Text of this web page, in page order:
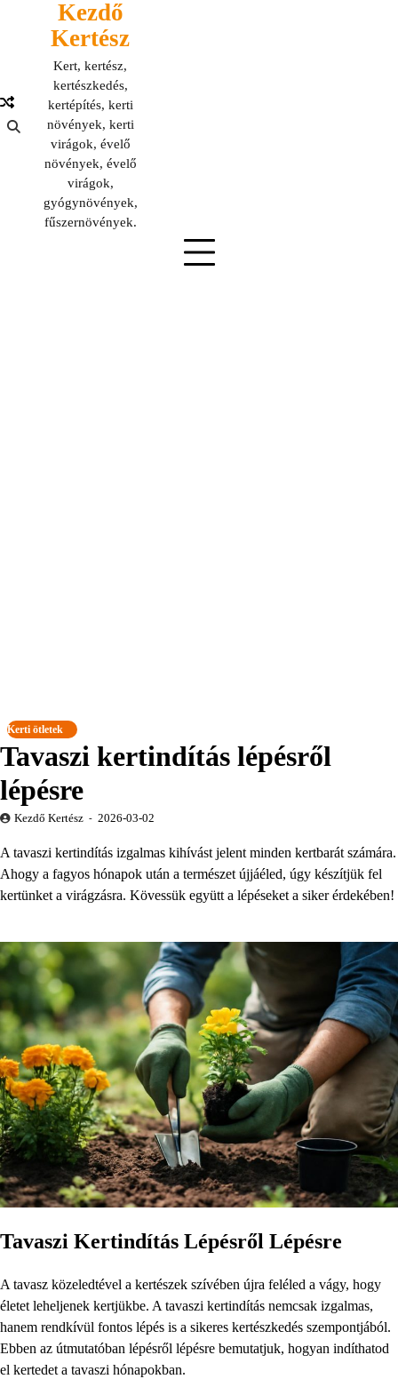
Kezdő
Kertész
Kert, kertész,
kertészkedés,
kertépítés, kerti
növények, kerti
virágok, évelő
növények, évelő
virágok,
gyógynövények,
fűszernövények.
Kerti ötletek
Tavaszi kertindítás lépésről
lépésre
Kezdő Kertész 2026-03-02
A tavaszi kertindítás izgalmas kihívást jelent minden kertbarát számára.
Ahogy a fagyos hónapok után a természet újjáéled, úgy készítjük fel
kertünket a virágzásra. Kövessük együtt a lépéseket a siker érdekében!
Tavaszi Kertindítás Lépésről Lépésre
A tavasz közeledtével a kertészek szívében újra feléled a vágy, hogy
életet leheljenek kertjükbe. A tavaszi kertindítás nemcsak izgalmas,
hanem rendkívül fontos lépés is a sikeres kertészkedés szempontjából.
Ebben az útmutatóban lépésről lépésre bemutatjuk, hogyan indíthatod
el kertedet a tavaszi hónapokban.